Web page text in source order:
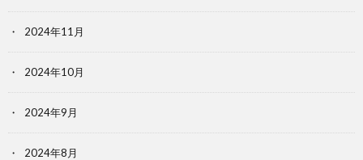
2024年11月
2024年10月
2024年9月
2024年8月